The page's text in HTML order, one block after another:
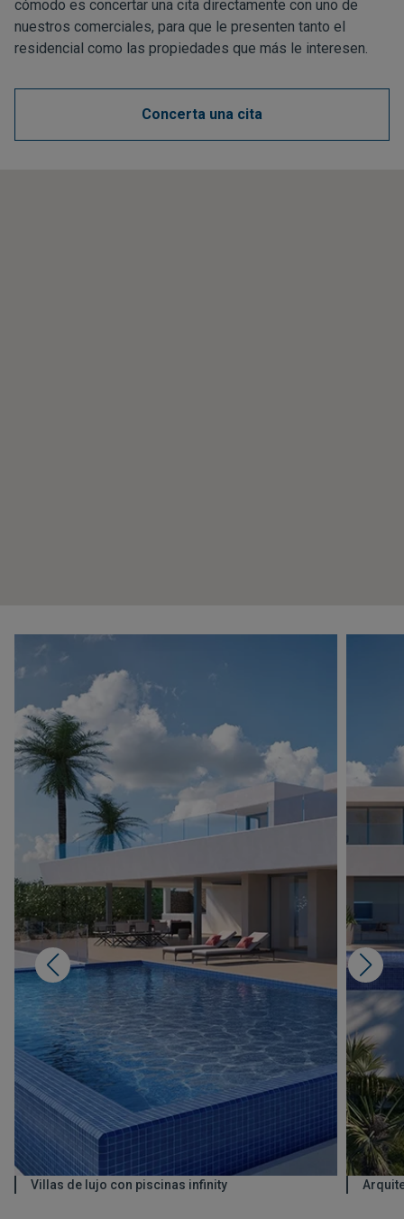
cómodo es concertar una cita directamente con uno de
nuestros comerciales, para que le presenten tanto el
residencial como las propiedades que más le interesen.
Concerta una cita
Villas de lujo con piscinas infinity